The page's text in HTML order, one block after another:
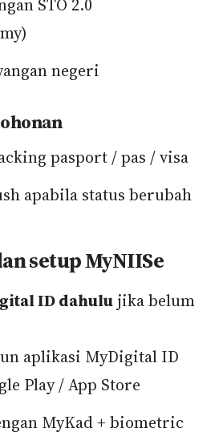
STO 2.0
negeri
pasport / pas / visa
apabila status berubah
setup MyNIISe
ID dahulu jika belum
aplikasi MyDigital ID
Play / App Store
MyKad + biometric